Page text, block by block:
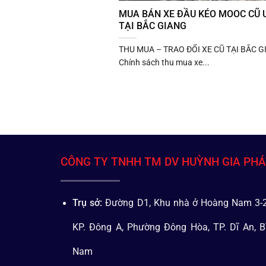
MUA BÁN XE ĐẦU KÉO MOOC CŨ
TẠI BẮC GIANG
THU MUA – TRAO ĐỔI XE CŨ TẠI BẮC
Chính sách thu mua xe...
CÔNG TY TNHH TM DV HUỲNH GIA
Trụ sở: Đường D1, Khu nhà ở Hoàng Nam 3-
KP. Đông A, Phường Đông Hòa, TP. Dĩ An,
Nam